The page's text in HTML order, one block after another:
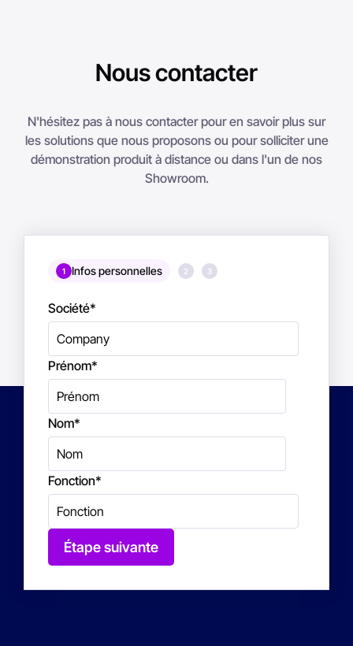
Nous contacter
N'hésitez pas à nous contacter pour en savoir plus sur
les solutions que nous proposons ou pour solliciter une
démonstration produit à distance ou dans l'un de nos
Showroom.
1 Infos personnelles 2 3
Société*
Prénom*
Nom*
Fonction*
Étape suivante